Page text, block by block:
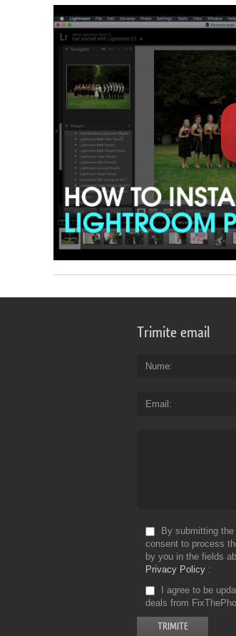
Trimite email
Nume
Email
By submitting
consent to process
by you in the fields
Privacy Policy
I agree to be
deals from